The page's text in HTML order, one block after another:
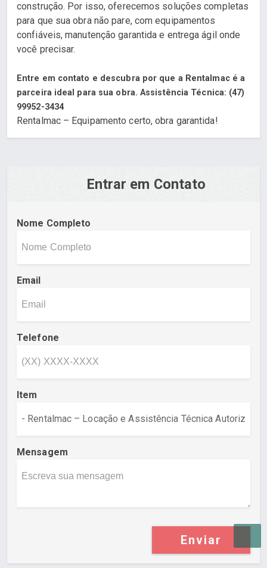
construção. Por isso, oferecemos soluções completas
para que sua obra não pare, com equipamentos
confiáveis, manutenção garantida e entrega ágil onde
você precisar.
Entre em contato e descubra por que a Rentalmac é a
parceira ideal para sua obra.Assistência Técnica: (47)
99952-3434
Rentalmac – Equipamento certo, obra garantida!
Entrar em Contato
Nome Completo
Email
Telefone
Item
Mensagem
Enviar